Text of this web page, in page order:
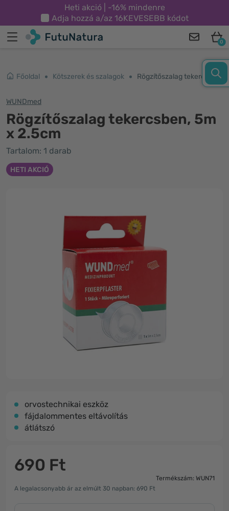
Heti akció | -16% mindenre
Adja hozzá a/az 16KEVESEBB kódot
0
Főoldal Kötszerek és szalagok Rögzítőszalag tekercsben, 5m x 2.5cm
WUNDmed
Rögzítőszalag tekercsben, 5m
x 2.5cm
Tartalom: 1 darab
HETI AKCIÓ
orvostechnikai eszköz
fájdalommentes eltávolítás
átlátszó
690 Ft
Termékszám: WUN71
A legalacsonyabb ár az elmúlt 30 napban: 690 Ft